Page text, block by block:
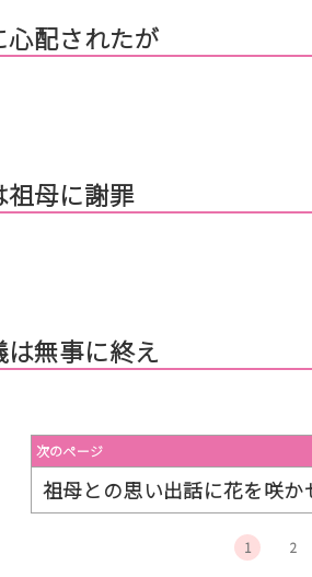
心配されたが
祖母に謝罪
は無事に終え
次のページ
祖母との思い出話に花を咲か
1 2